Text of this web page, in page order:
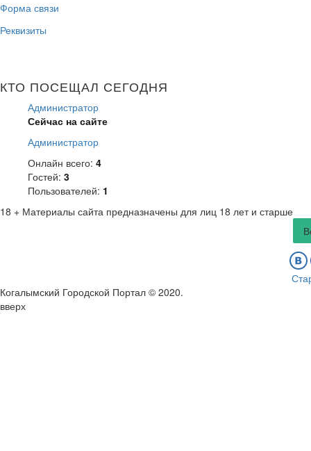
Форма связи
Реквизиты
КТО ПОСЕЩАЛ СЕГОДНЯ
Администратор
Сейчас на сайте
Администратор
Онлайн всего: 4
Гостей: 3
Пользователей: 1
18 + Материалы сайта предназначены для лиц 18 лет и старше
Когалымский Городской Портал © 2020.
вверх